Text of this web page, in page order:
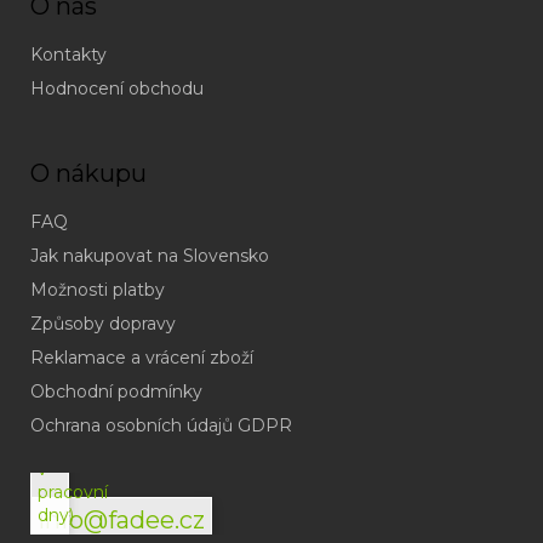
O nás
Kontakty
Hodnocení obchodu
O nákupu
FAQ
Jak nakupovat na Slovensko
Možnosti platby
Způsoby dopravy
Reklamace a vrácení zboží
Obchodní podmínky
Ochrana osobních údajů GDPR
info@fadee.cz
(odpověď
do
v
pracovní
dny)
(Po-